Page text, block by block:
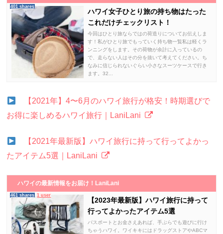
401 shares
ハワイ女子ひとり旅の持ち物はたった
これだけチェックリスト！
今回はひとり旅ならではの荷造りについてお伝えしま
す！私がひとり旅でもっていく持ち物一覧私は軽くラ
ンニングをします。その荷物が余計に入っているの
で、走らない人はその分を抜いて考えてください。ち
なみに信じられないぐらい小さなスーツケースで行き
ます。32...
【2021年】4〜6月のハワイ旅行が格安！時期選びで
お得に楽しめるハワイ旅行｜LaniLani
【2021年最新版】ハワイ旅行に持って行ってよかっ
たアイテム5選｜LaniLani
ハワイの最新情報をお届け！LaniLani
461 shares 1 user
【2023年最新版】ハワイ旅行に持って
行ってよかったアイテム5選
パスポートとお金さえあれば、手ぶらでも遊びに行け
ちゃうハワイ。ワイキキにはドラッグストアやABCマ